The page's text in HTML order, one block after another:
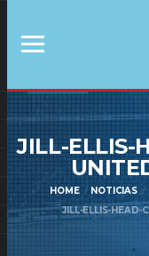
JILL-ELLIS-
HOME NOTICIAS
JILL-ELLIS-HEAD-